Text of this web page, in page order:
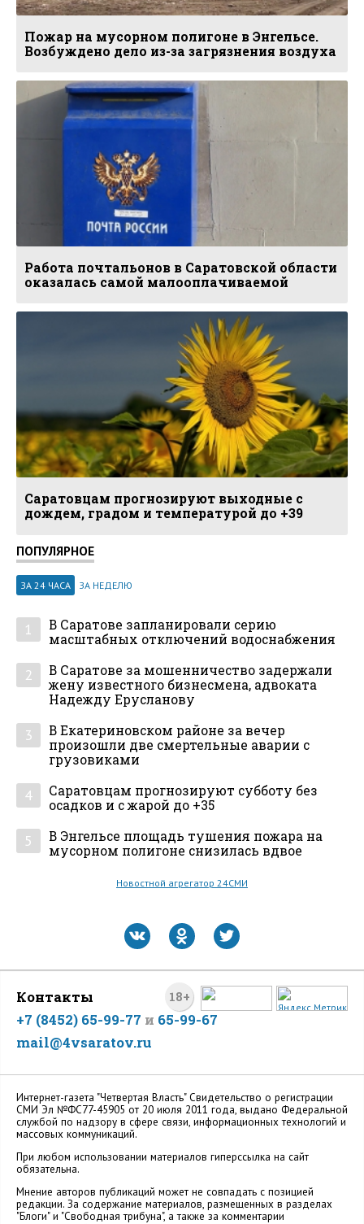
Пожар на мусорном полигоне в Энгельсе.
Возбуждено дело из-за загрязнения воздуха
Работа почтальонов в Саратовской области
оказалась самой малооплачиваемой
Саратовцам прогнозируют выходные с
дождем, градом и температурой до +39
ПОПУЛЯРНОЕ
ЗА 24 ЧАСА ЗА НЕДЕЛЮ
1
В Саратове запланировали серию
масштабных отключений водоснабжения
2
В Саратове за мошенничество задержали
жену известного бизнесмена, адвоката
Надежду Ерусланову
3
В Екатериновском районе за вечер
произошли две смертельные аварии с
грузовиками
4
Саратовцам прогнозируют субботу без
осадков и с жарой до +35
5
В Энгельсе площадь тушения пожара на
мусорном полигоне снизилась вдвое
Новостной агрегатор 24СМИ
18+
Контакты
+7 (8452) 65-99-77 и 65-99-67
mail@4vsaratov.ru
Интернет-газета "Четвертая Власть" Cвидетельство о регистрации
СМИ Эл №ФС77-45905 от 20 июля 2011 года, выдано Федеральной
службой по надзору в сфере связи, информационных технологий и
массовых коммуникаций.
При любом использовании материалов гиперссылка на сайт
обязательна.
Мнение авторов публикаций может не совпадать с позицией
редакции. За содержание материалов, размещенных в разделах
"Блоги" и "Свободная трибуна", а также за комментарии